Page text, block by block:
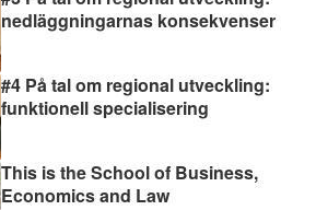
nedläggningarnas konsekvenser
#4 På tal om regional utveckling:
funktionell specialisering
This is the School of Business,
Economics and Law